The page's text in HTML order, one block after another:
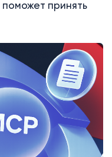
принять